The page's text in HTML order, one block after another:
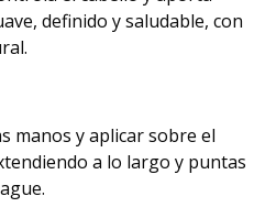
definido y saludable, con
manos y aplicar sobre el
a lo largo y puntas